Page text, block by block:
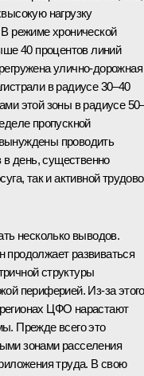
нагрузку
режиме хронической
40 процентов линий
улично-дорожная
в радиусе 30–40
этой зоны в радиусе
пропускной
проводить
в день, существенно
так и активной
несколько выводов.
продолжает развиваться
структуры
периферией. Из‑за этого
ЦФО нарастают
Прежде всего это
зонами расселения
труда. В свою